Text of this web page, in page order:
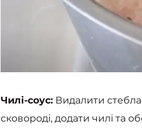
Чилі-соус: Видалити стебла
сковороді, додати чилі та